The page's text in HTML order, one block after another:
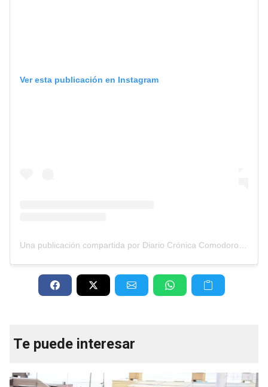
Ver esta publicación en Instagram
Te puede interesar